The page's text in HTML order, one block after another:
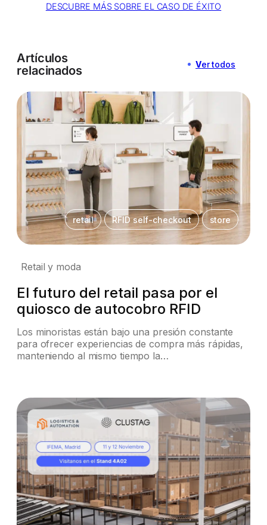
DESCUBRE MÁS SOBRE EL CASO DE ÉXITO
Artículos
relacinados
Ver todos
retail RFID self-checkout store
Retail y moda
El futuro del retail pasa por el
quiosco de autocobro RFID
Los minoristas están bajo una presión constante
para ofrecer experiencias de compra más rápidas,
manteniendo al mismo tiempo la…